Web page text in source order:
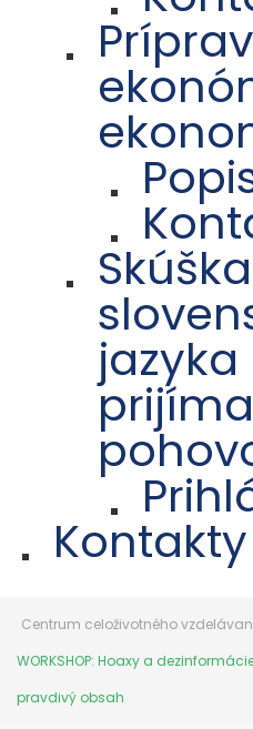
jazyka
Kontakty
Centrum celoživotného
WORKSHOP: Hoaxy a
pravdivý obsah